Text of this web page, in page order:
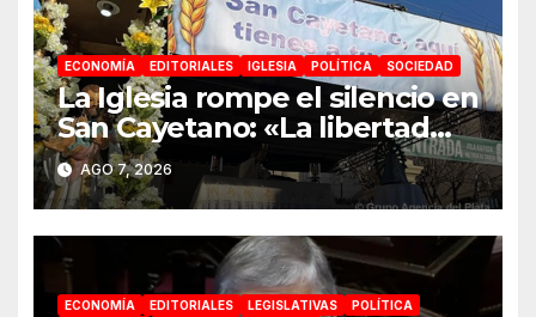
ECONOMÍA EDITORIALES IGLESIA POLÍTICA SOCIEDAD
La Iglesia rompe el silencio en
San Cayetano: «La libertad
económica no puede ser
absoluta»
AGO 7, 2026
ECONOMÍA EDITORIALES LEGISLATIVAS
POLÍTICA